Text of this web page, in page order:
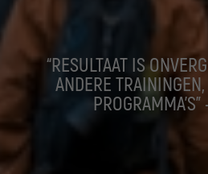
“RESULTAAT IS
ANDERE